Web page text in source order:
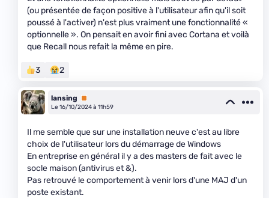
(ou présentée de façon positive à l'utilisateur afin qu'il soit
poussé à l'activer) n'est plus vraiment une fonctionnalité «
optionnelle ». On pensait en avoir fini avec Cortana et voilà
que Recall nous refait la même en pire.
3 2
lansing
Premium
Le 16/10/2024 à 11h59
Il me semble que sur une installation neuve c'est au libre
choix de l'utilisateur lors du démarrage de Windows
En entreprise en général il y a des masters de fait avec le
socle maison (antivirus et &).
Pas retrouvé le comportement à venir lors d'une MAJ d'un
poste existant.